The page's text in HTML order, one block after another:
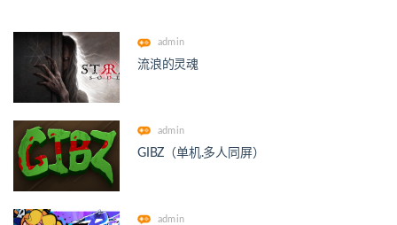
admin
流浪的灵魂
admin
GIBZ（单机.多人同屏）
admin